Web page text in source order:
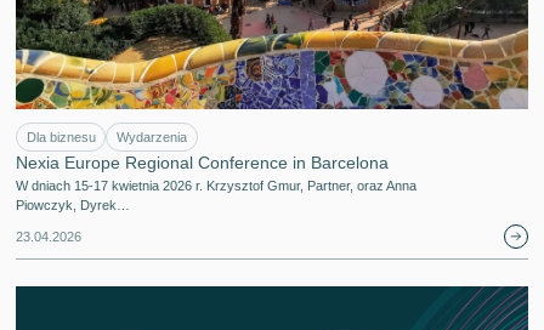
Dla biznesu Wydarzenia
Nexia Europe Regional Conference in Barcelona
W dniach 15-17 kwietnia 2026 r. Krzysztof Gmur, Partner, oraz Anna
Piowczyk, Dyrek…
23.04.2026